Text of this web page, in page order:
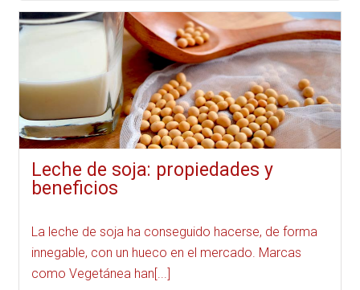
Leche de soja: propiedades y
beneficios
La leche de soja ha conseguido hacerse, de forma
innegable, con un hueco en el mercado. Marcas
como Vegetánea han[...]